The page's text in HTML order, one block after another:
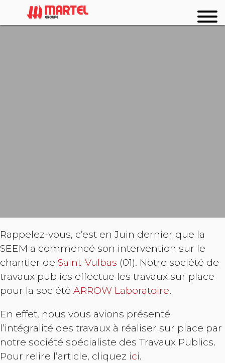
Rappelez-vous, c’est en Juin dernier que la
SEEM a commencé son intervention sur le
chantier de Saint-Vulbas (01). Notre société de
travaux publics effectue les travaux sur place
pour la société ARROW Laboratoire.
En effet, nous vous avions présenté
l’intégralité des travaux à réaliser sur place par
notre société spécialiste des Travaux Publics.
Pour relire l’article, cliquez ici.